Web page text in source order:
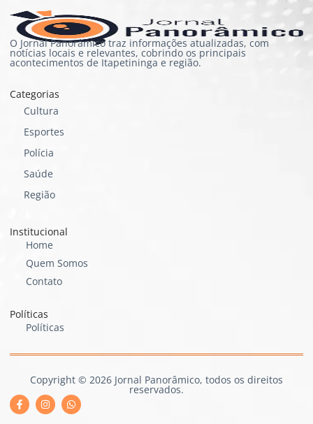
O Jornal Panorâmico traz informações atualizadas, com
notícias locais e relevantes, cobrindo os principais
acontecimentos de Itapetininga e região.
Categorias
Cultura
Esportes
Polícia
Saúde
Região
Institucional
Home
Quem Somos
Contato
Políticas
Políticas
Copyright © 2026 Jornal Panorâmico, todos os direitos
reservados.